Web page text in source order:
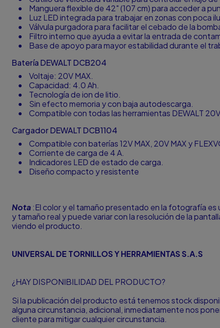
Manguera flexible de 42" (107 cm) para acceder a
Luz LED integrada para trabajar en zonas con poca
Válvula purgadora para facilitar el cebado de la
Filtro interno que ayuda a evitar la entrada de
Base de apoyo para mayor estabilidad durante el
Batería DEWALT DCB204
Voltaje: 20V MAX.
Capacidad: 4.0 Ah.
Tecnología de ion de litio.
Sin efecto memoria y con baja autodescarga.
Compatible con todas las herramientas DEWALT
Cargador DEWALT DCB1104
Compatible con baterías 12V MAX, 20V MAX y
Corriente de carga de 4 A.
Indicadores LED de estado de carga.
Diseño compacto y resistente
Nota:El color y el tamaño presentado en la fotografía es
y tamaño real y puede variar con la resolución de la
viendo el producto.
UNIVERSAL DE TORNILLOS Y HERRAMIENTAS S.A.S
¿HAY DISPONIBILIDAD DEL PRODUCTO?
Si la publicación del producto está tenemos stock
alguna circunstancia, adicional, inmediatamente nos
cliente para mitigar cualquier circunstancia.